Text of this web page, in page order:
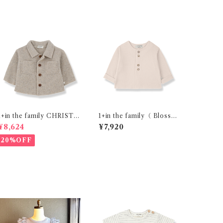
the family CHRISTI
( 18m )
20%OFF
1+in the family（ Blosso
m )/ONA( 12・24m )
¥7,920